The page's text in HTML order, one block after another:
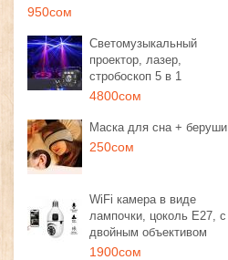
950сом
Светомузыкальный
проектор, лазер,
стробоскоп 5 в 1
4800сом
Маска для сна + беруши
250сом
WiFi камера в виде
лампочки, цоколь E27, с
двойным объективом
1900сом